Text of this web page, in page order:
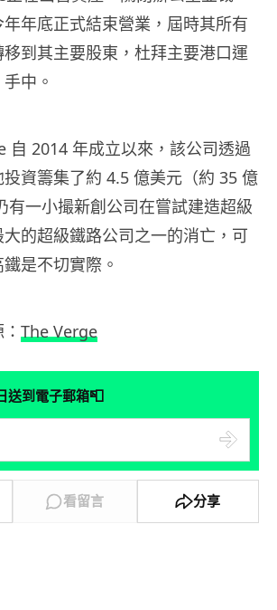
年底正式結束營業，屆時其所有
到其主要股東，杜拜主要港口運
中。
自 2014 年成立以來，該公司透過
資籌集了約 4.5 億美元（約 35 億
有一小撮新創公司在嘗試建造超級
的超級鐵路公司之一的消亡，可
是不切實際。
The Verge
送到電子郵箱📮
看留言 分享